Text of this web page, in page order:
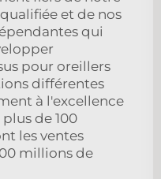
et de nos
qui
pour oreillers
différentes
à l'excellence
de 100
les ventes
millions de